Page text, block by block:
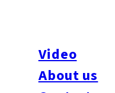
Video
About us